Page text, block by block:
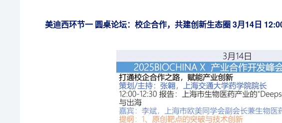
美迪西环节一 圆桌论坛：校企合作，共建创新生态圈3月14日